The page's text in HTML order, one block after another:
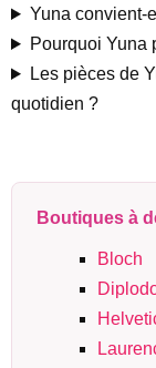
Yuna convient-
Pourquoi Yuna
Les pièces de
quotidien ?
Boutiques à
Bloch